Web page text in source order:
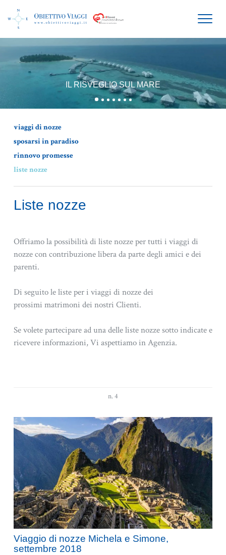
HOME
BENVENUTI A MANTOVA
AGENZIA VIAGGI
OFFERTE VACANZE
OFFERTE MALDIVE
SPECIALE MATRIMONI
IL RISVEGLIO SUL MARE
viaggi di nozze
sposarsi in paradiso
rinnovo promesse
liste nozze
Liste nozze
Offriamo la possibilità di liste nozze per tutti i viaggi di
nozze con contribuzione libera da parte degli amici e dei
parenti.
Di seguito le liste per i viaggi di nozze dei
prossimi matrimoni dei nostri Clienti.
Se volete partecipare ad una delle liste nozze sotto indicate e
ricevere informazioni, Vi aspettiamo in Agenzia.
n. 4
Viaggio di nozze Michela e Simone,
settembre 2018